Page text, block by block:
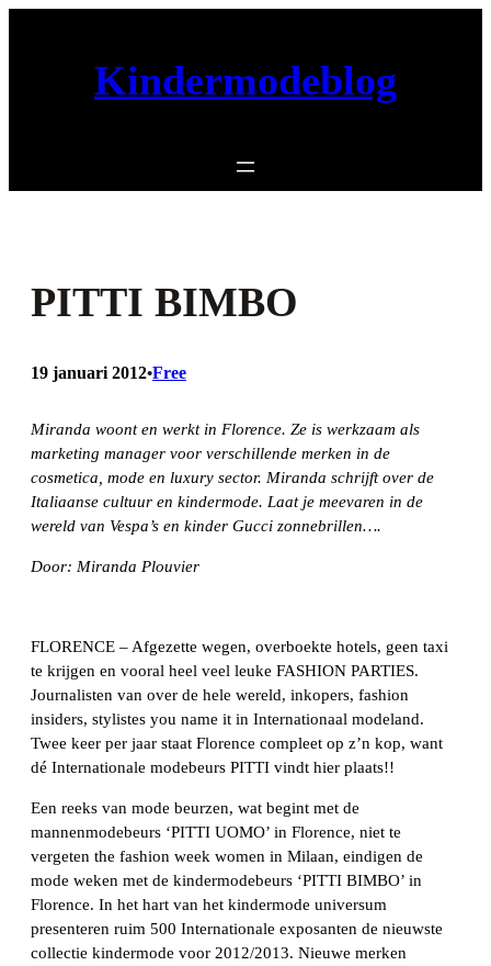
Kindermodeblog
PITTI BIMBO
19 januari 2012•Free
Miranda woont en werkt in Florence. Ze is werkzaam als
marketing manager voor verschillende merken in de
cosmetica, mode en luxury sector. Miranda schrijft over de
Italiaanse cultuur en kindermode. Laat je meevaren in de
wereld van Vespa’s en kinder Gucci zonnebrillen….
Door: Miranda Plouvier
FLORENCE – Afgezette wegen, overboekte hotels, geen taxi
te krijgen en vooral heel veel leuke FASHION PARTIES.
Journalisten van over de hele wereld, inkopers, fashion
insiders, stylistes you name it in Internationaal modeland.
Twee keer per jaar staat Florence compleet op z’n kop, want
dé Internationale modebeurs PITTI vindt hier plaats!!
Een reeks van mode beurzen, wat begint met de
mannenmodebeurs ‘PITTI UOMO’ in Florence, niet te
vergeten the fashion week women in Milaan, eindigen de
mode weken met de kindermodebeurs ‘PITTI BIMBO’ in
Florence. In het hart van het kindermode universum
presenteren ruim 500 Internationale exposanten de nieuwste
collectie kindermode voor 2012/2013. Nieuwe merken